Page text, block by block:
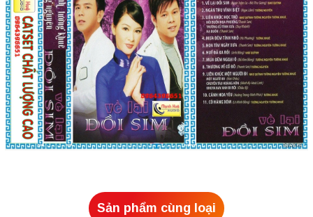
Sản phẩm cùng loại